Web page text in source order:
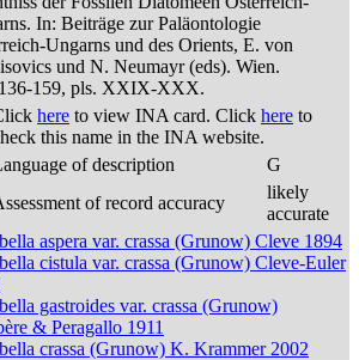
In: Beiträge zur Paläontologie
Ungarns und des Orients, E. von
und N. Neumayr (eds). Wien.
159, pls. XXIX-XXX.
here to view INA card. Click here to
this name in the INA website.
of description
G
of record accuracy
likely
accurate
aspera var. crassa (Grunow) Cleve 1894
cistula var. crassa (Grunow) Cleve-Euler
gastroides var. crassa (Grunow)
& Peragallo 1911
crassa (Grunow) K. Krammer 2002